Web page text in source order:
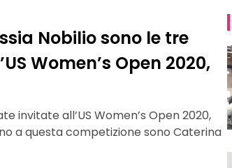
Nobilio sono le tre
Women’s Open 2020,
invitate all’US Women’s Open 2020,
a questa competizione sono Caterina